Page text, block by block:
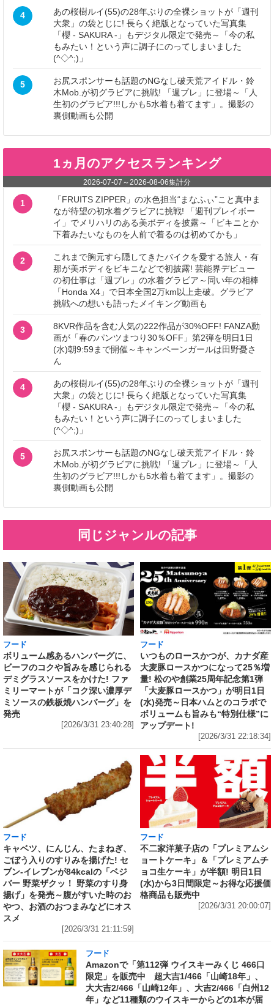
4
あの桜樹ルイ(55)の28年ぶりの全裸ショットが「週刊
大衆」の袋とじに! 長らく絶版となっていた写真集
「櫻 - SAKURA -」もデジタル限定で発売～「今の私
もみたい！という声に調子にのってしまいました
(^◇^;)」
5
お尻スポンサーも話題のNGなし破天荒アイドル・鈴
木Mob.が初グラビアに挑戦! 「週プレ」に登場～「人
生初のグラビア!!!しかも5水着も着てます」。撮影の
裏側動画も公開
1ヵ月のアクセスランキング
2026-07-07 ～ 2026-08-06集計分
1
「FRUITS ZIPPER」の水色担当“まなふぃ”こと真中ま
なが待望の初水着グラビアに挑戦! 「週刊プレイボー
イ」でメリハリのある美ボディを披露～「ビキニとか
下着みたいなものを人前で着るのは初めてかも」
2
これまで胸元すら隠してきたバイクを愛する旅人・有
那が美ボディをビキニなどで初披露! 芸能界デビュー
の初仕事は「週プレ」の水着グラビア～同い年の相棒
「Honda X4」で日本全国2万km以上走破。グラビア
挑戦への想いも語ったメイキング動画も
3
8KVR作品を含む人気の222作品が30%OFF! FANZA動
画が「春のパンツまつり30％OFF」第2弾を明日1日
(水)朝9:59まで開催～キャンペーンガールは田野憂さ
ん
4
あの桜樹ルイ(55)の28年ぶりの全裸ショットが「週刊
大衆」の袋とじに! 長らく絶版となっていた写真集
「櫻 - SAKURA -」もデジタル限定で発売～「今の私
もみたい！という声に調子にのってしまいました
(^◇^;)」
5
お尻スポンサーも話題のNGなし破天荒アイドル・鈴
木Mob.が初グラビアに挑戦! 「週プレ」に登場～「人
生初のグラビア!!!しかも5水着も着てます」。撮影の
裏側動画も公開
同じジャンルの記事
フード
ボリューム感あるハンバーグに、
ビーフのコクや旨みを感じられる
デミグラスソースをかけた! ファ
ミリーマートが「コク深い濃厚デ
ミソースの鉄板焼ハンバーグ」を
発売
[2026/3/31 23:40:28]
フード
いつものロースかつが、カナダ産
大麦豚ロースかつになって25％増
量! 松のや創業25周年記念第1弾
「大麦豚ロースかつ」が明日1日
(水)発売～日本ハムとのコラボで
ボリュームも旨みも“特別仕様”に
アップデート!
[2026/3/31 22:18:34]
フード
キャベツ、にんじん、たまねぎ、
ごぼう入りのすりみを揚げた! セ
ブン‐イレブンが84kcalの「ベジ
バー 野菜ザクッ！ 野菜のすり身
揚げ」を発売～腹がすいた時のお
やつ、お酒のおつまみなどにオス
スメ
[2026/3/31 21:11:59]
フード
不二家洋菓子店の「プレミアムシ
ョートケーキ」＆「プレミアムチ
ョコ生ケーキ」が半額! 明日1日
(水)から3日間限定～お得な応援価
格商品も販売中
[2026/3/31 20:00:07]
フード
Amazonで「第112弾 ウイスキーみくじ 466口
限定」を販売中 超大吉1/466「山崎18年」、
大大吉2/466「山崎12年」、大吉2/466「白州12
年」など11種類のウイスキーからどの1本が届